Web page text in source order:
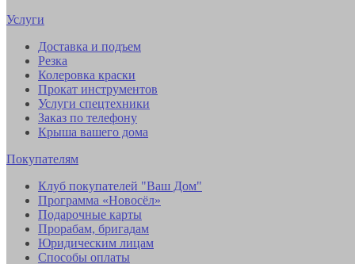
Услуги
Доставка и подъем
Резка
Колеровка краски
Прокат инструментов
Услуги спецтехники
Заказ по телефону
Крыша вашего дома
Покупателям
Клуб покупателей "Ваш Дом"
Программа «Новосёл»
Подарочные карты
Прорабам, бригадам
Юридическим лицам
Способы оплаты